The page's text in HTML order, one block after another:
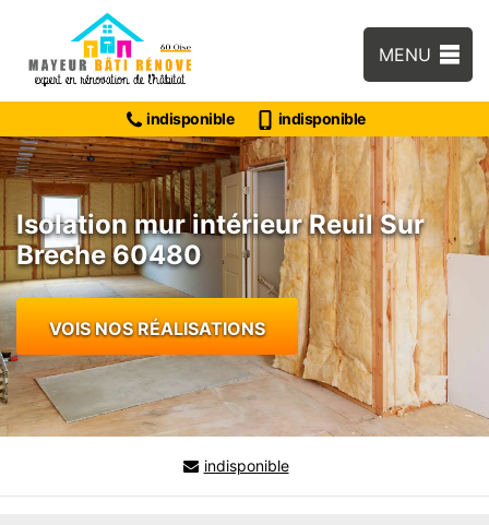
MENU
indisponible indisponible
Isolation mur intérieur Reuil Sur
Breche 60480
VOIS NOS RÉALISATIONS
indisponible